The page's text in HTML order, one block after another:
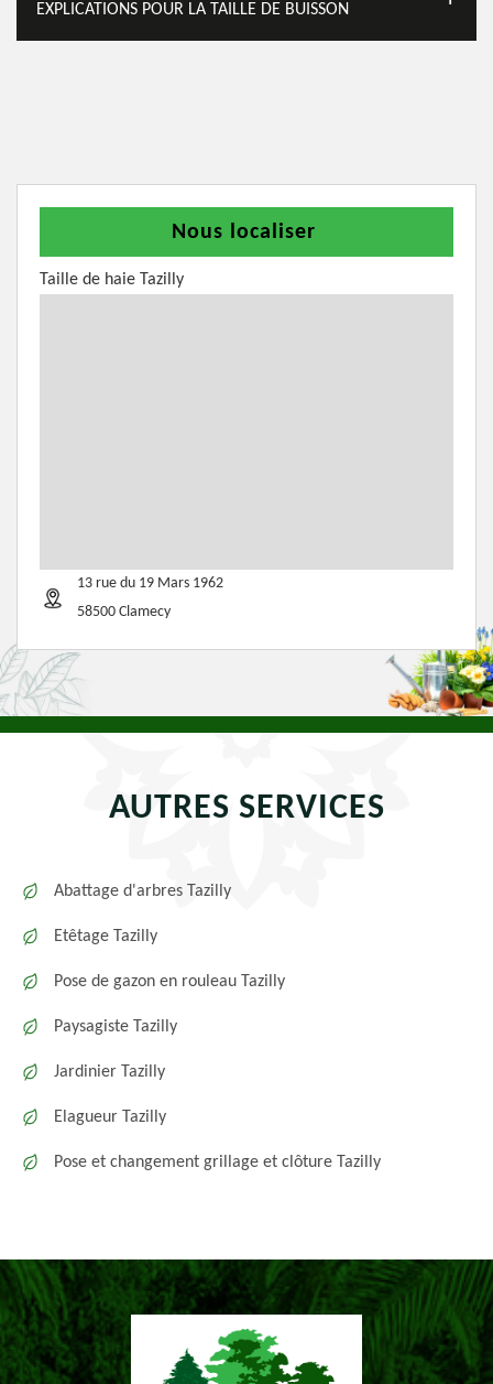
EXPLICATIONS POUR LA TAILLE DE BUISSON
Nous localiser
Taille de haie Tazilly
13 rue du 19 Mars 1962
58500 Clamecy
AUTRES SERVICES
Abattage d'arbres Tazilly
Etêtage Tazilly
Pose de gazon en rouleau Tazilly
Paysagiste Tazilly
Jardinier Tazilly
Elagueur Tazilly
Pose et changement grillage et clôture Tazilly